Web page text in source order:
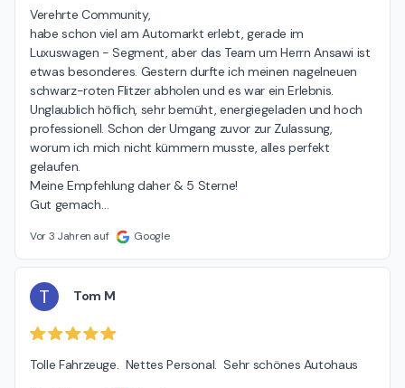
Verehrte Community,
habe schon viel am Automarkt erlebt, gerade im
Luxuswagen - Segment, aber das Team um Herrn Ansawi ist
etwas besonderes. Gestern durfte ich meinen nagelneuen
schwarz-roten Flitzer abholen und es war ein Erlebnis.
Unglaublich höflich, sehr bemüht, energiegeladen und hoch
professionell. Schon der Umgang zuvor zur Zulassung,
worum ich mich nicht kümmern musste, alles perfekt
gelaufen.
Meine Empfehlung daher & 5 Sterne!
Gut gemach
Vor 3 Jahren auf Google
T Tom M
Tolle Fahrzeuge.  Nettes Personal.  Sehr schönes Autohaus